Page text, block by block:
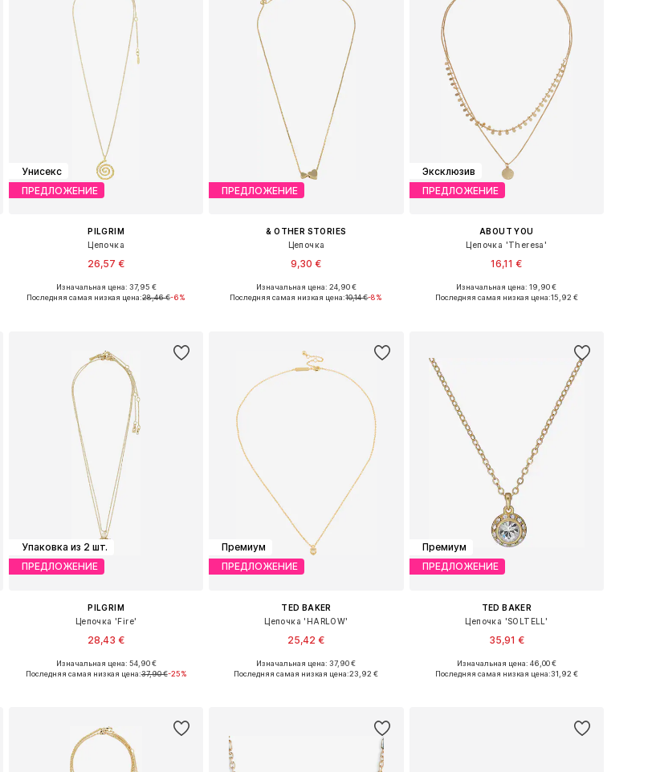
Унисекс
ПРЕДЛОЖЕНИЕ
PILGRIM
Цепочка
26,57 €
Доступные размеры: One Size
Изначальная цена: 37,95 €
Последняя самая низкая цена:28,46 €-6%
ПРЕДЛОЖЕНИЕ
& OTHER STORIES
Цепочка
9,30 €
Доступные размеры: One Size
Изначальная цена: 24,90 €
Последняя самая низкая цена:10,14 €-8%
Эксклюзив
ПРЕДЛОЖЕНИЕ
ABOUT YOU
Цепочка 'Theresa'
16,11 €
Доступные размеры: One Size
Изначальная цена: 19,90 €
Последняя самая низкая цена:15,92 €
Упаковка из 2 шт.
ПРЕДЛОЖЕНИЕ
PILGRIM
Цепочка 'Fire'
28,43 €
Доступные размеры: One Size
Изначальная цена: 54,90 €
Последняя самая низкая цена:37,90 €-25%
Премиум
ПРЕДЛОЖЕНИЕ
TED BAKER
Цепочка 'HARLOW'
25,42 €
Доступные размеры: One Size
Изначальная цена: 37,90 €
Последняя самая низкая цена:23,92 €
Премиум
ПРЕДЛОЖЕНИЕ
TED BAKER
Цепочка 'SOLTELL'
35,91 €
Доступные размеры: One Size
Изначальная цена: 46,00 €
Последняя самая низкая цена:31,92 €